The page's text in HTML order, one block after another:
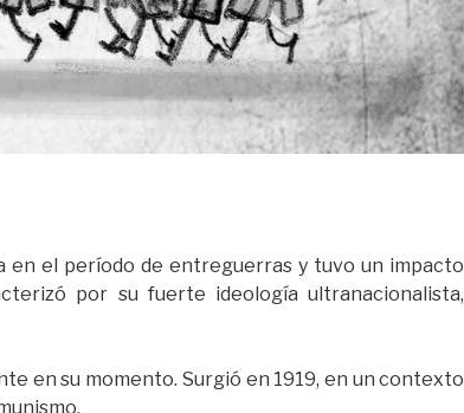
en el período de entreguerras y tuvo un impacto
por su fuerte ideología ultranacionalista,
en su momento. Surgió en 1919, en un contexto